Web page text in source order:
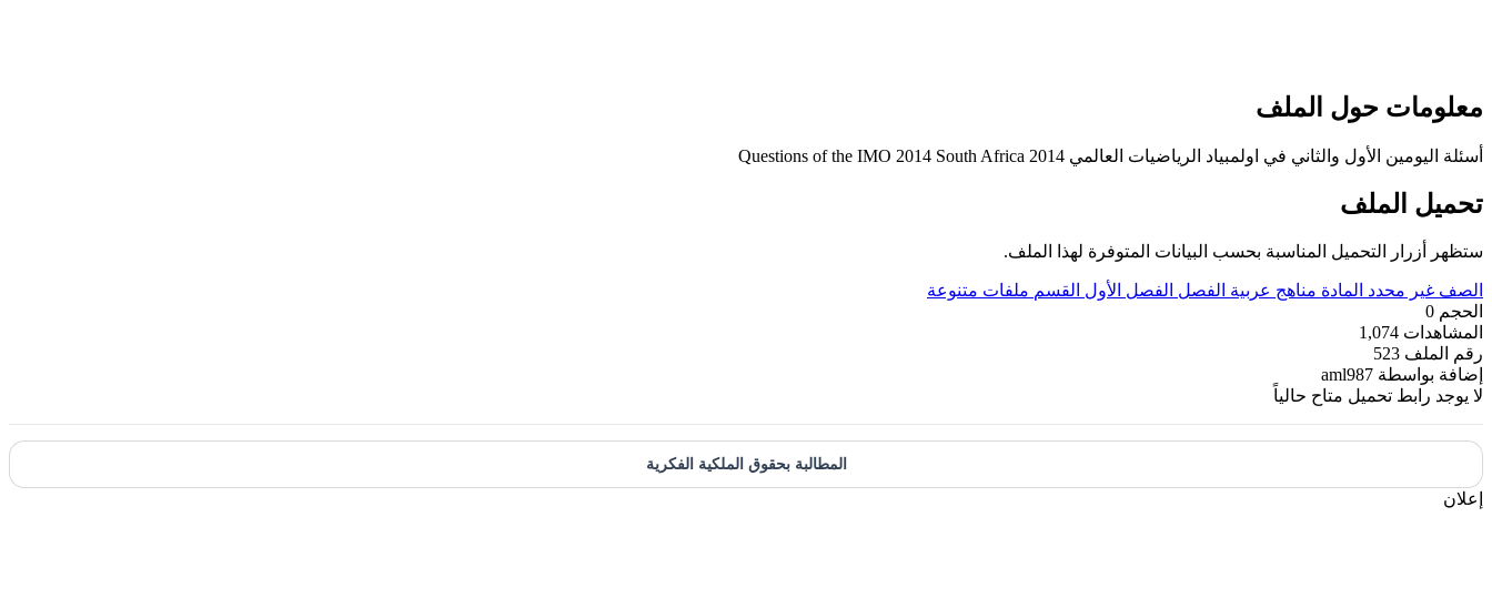
معلومات حول الملف
أسئلة اليومين الأول والثاني في اولمبياد الرياضيات العالمي 2014 Questions of the IMO 2014 South Africa
تحميل الملف
ستظهر أزرار التحميل المناسبة بحسب البيانات المتوفرة لهذا الملف.
الصف غير محدد المادة مناهج عربية الفصل الفصل الأول القسم ملفات متنوعة
الحجم 0
المشاهدات 1,074
رقم الملف 523
إضافة بواسطة aml987
لا يوجد رابط تحميل متاح حالياً
المطالبة بحقوق الملكية الفكرية
إعلان